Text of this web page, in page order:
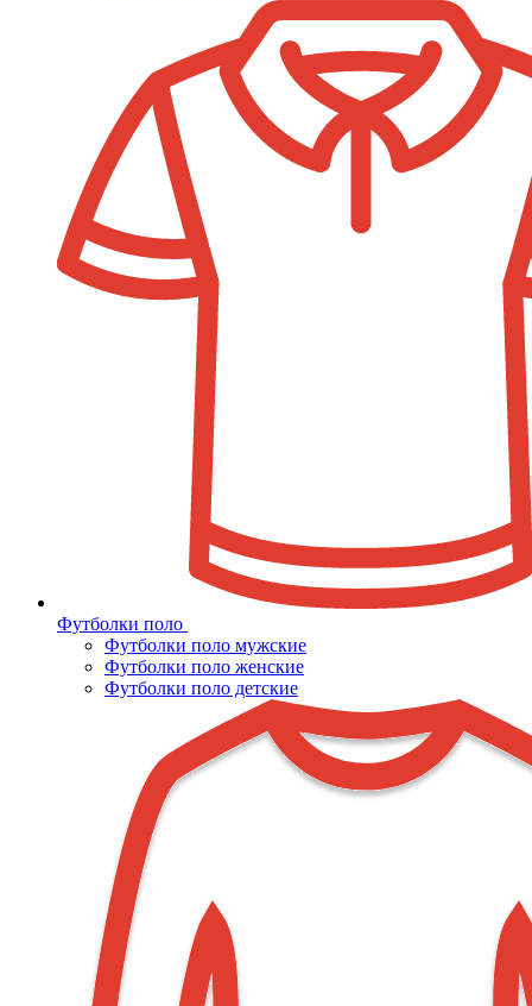
Футболки поло
Футболки поло мужские
Футболки поло женские
Футболки поло детские